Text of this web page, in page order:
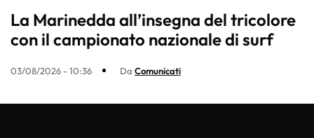
La Marinedda all’insegna del tricolore
con il campionato nazionale di surf
03/08/2026 - 10:36 Da Comunicati